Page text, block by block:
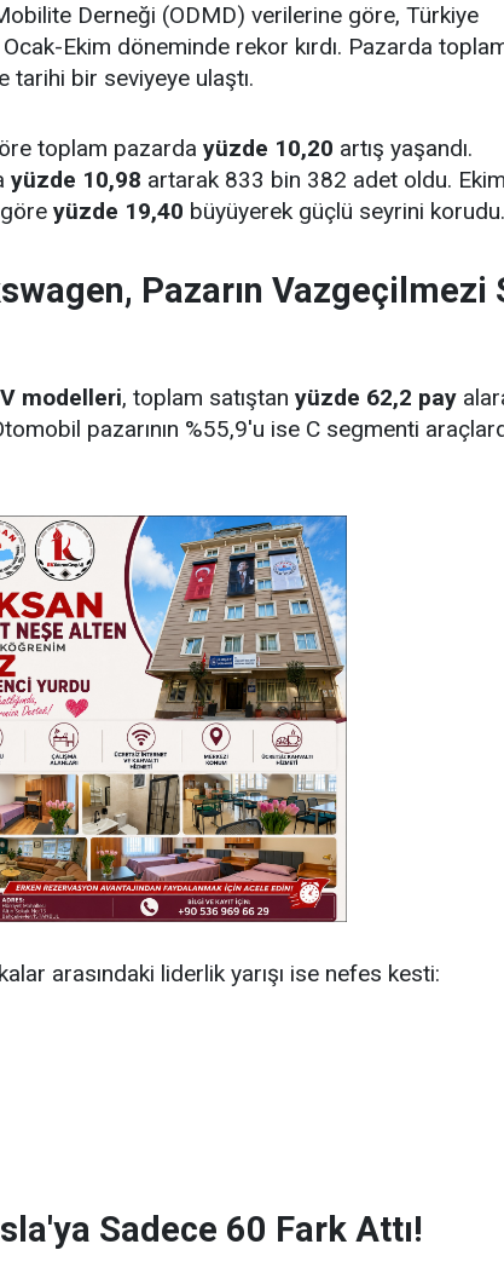
Derneği (ODMD) verilerine göre, Türkiye
Ocak-Ekim döneminde rekor kırdı. Pazarda
tarihi bir seviyeye ulaştı.
toplam pazarda yüzde 10,20 artış yaşandı.
yüzde 10,98 artarak 833 bin 382 adet oldu. Ekim
yüzde 19,40 büyüyerek güçlü seyrini korudu.
Pazarın Vazgeçilmezi
modelleri, toplam satıştan yüzde 62,2 pay
pazarının %55,9'u ise C segmenti
arasındaki liderlik yarışı ise nefes kesti:
Sadece 60 Fark Attı!